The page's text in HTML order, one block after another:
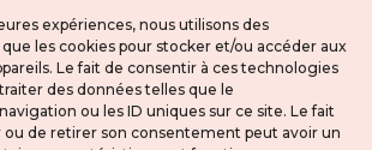
expériences, nous utilisons des
les cookies pour stocker et/ou accéder aux
Le fait de consentir à ces technologies
des données telles que le
ou les ID uniques sur ce site. Le fait
ou de retirer son consentement peut avoir un